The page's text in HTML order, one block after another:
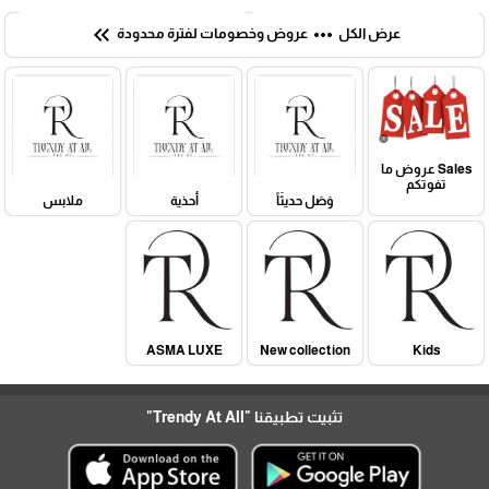
عرض الكل more_horiz عروض وخصومات لفترة محدودة keyboard_double_arrow_left
Sales عروض ما
تفوتكم
وَصَل حديثَاً
أحذية ملابس
Kids
New collection
ASMA LUXE
تثبيت تطبيقنا "Trendy At All"